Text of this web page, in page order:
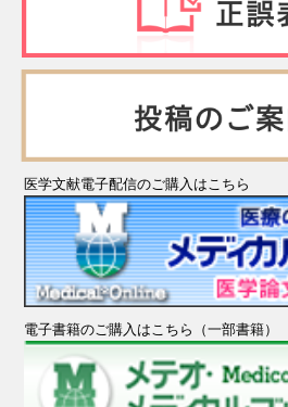
医学文献電子配信のご購入はこちら
電子書籍のご購入はこちら（一部書籍）